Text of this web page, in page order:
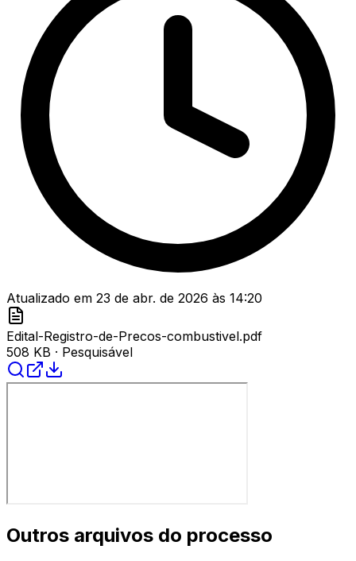
Atualizado em 23 de abr. de 2026 às 14:20
Edital-Registro-de-Precos-combustivel.pdf
508 KB · Pesquisável
Outros arquivos do processo